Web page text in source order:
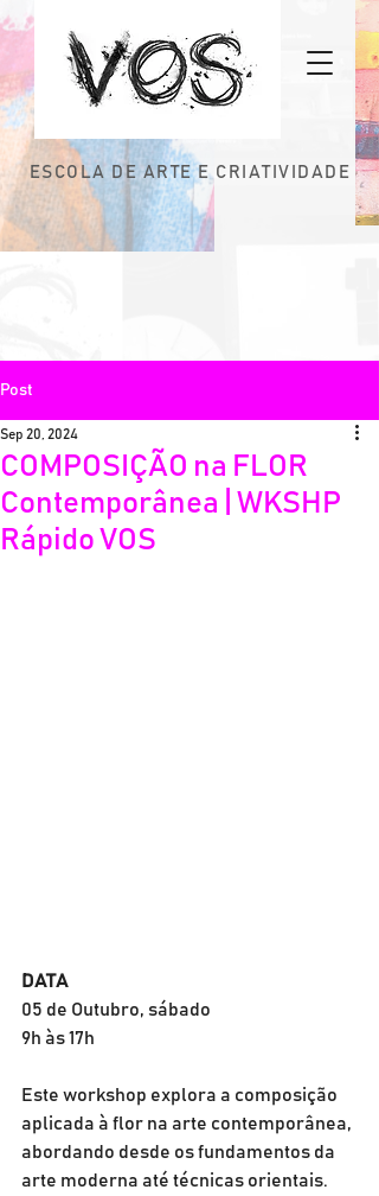
ESCOLA DE ARTE E CRIATIVIDADE
Post
COMPOSIÇÃO na FLOR
Contemporânea | WKSHP
Rápido VOS
Sep 20, 2024
DATA
05 de Outubro, sábado
9h às 17h
Este workshop explora a composição
aplicada à flor na arte contemporânea,
abordando desde os fundamentos da
arte moderna até técnicas orientais.